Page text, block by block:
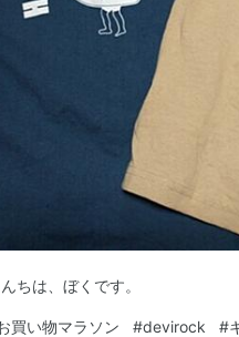
ちは、ぼくです。
買い物マラソン #devirock #